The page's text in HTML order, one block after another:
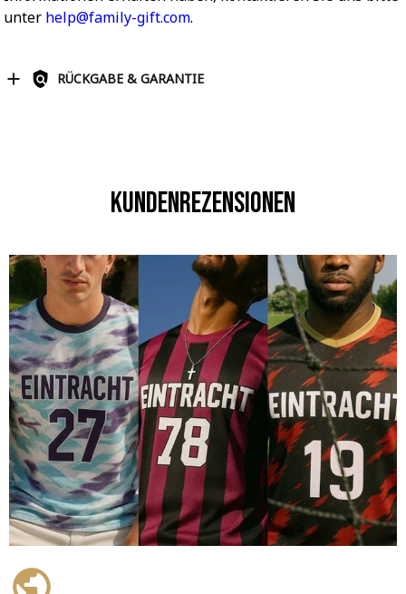
unter help@family-gift.com.
RÜCKGABE & GARANTIE
Kundenrezensionen